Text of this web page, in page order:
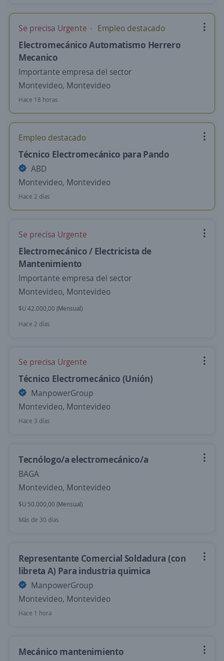
Se precisa Urgente Empleo destacado
Electromecánico Automatismo Herrero
Mecanico
Importante empresa del sector
Montevideo, Montevideo
Hace 18 horas
Empleo destacado
Técnico Electromecánico para Pando
ABD
Montevideo, Montevideo
Hace 2 días
Se precisa Urgente
Electromecánico / Electricista de
Mantenimiento
Importante empresa del sector
Montevideo, Montevideo
$U 42.000,00 (Mensual)
Hace 2 días
Se precisa Urgente
Técnico Electromecánico (Unión)
ManpowerGroup
Montevideo, Montevideo
Hace 3 días
Tecnólogo/a electromecánico/a
BAGA
Montevideo, Montevideo
$U 50.000,00 (Mensual)
Más de 30 días
Representante Comercial Soldadura (con
libreta A) Para industria quimica
ManpowerGroup
Montevideo, Montevideo
Hace 1 hora
Mecánico mantenimiento